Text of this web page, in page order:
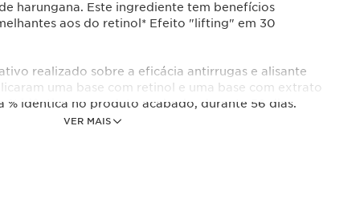
VER MAIS
harungana. Este ingrediente tem benefícios
aos do retinol* Efeito "lifting" em 30
realizado sobre a eficácia antirrugas e alisante
uma base com retinol e uma base com extrato
% idêntica no produto acabado, durante 56 dias.
de 111 mulheres.